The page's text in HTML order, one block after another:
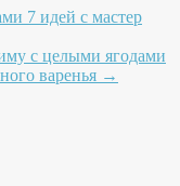
7 идей с мастер
с целыми ягодами
варенья →